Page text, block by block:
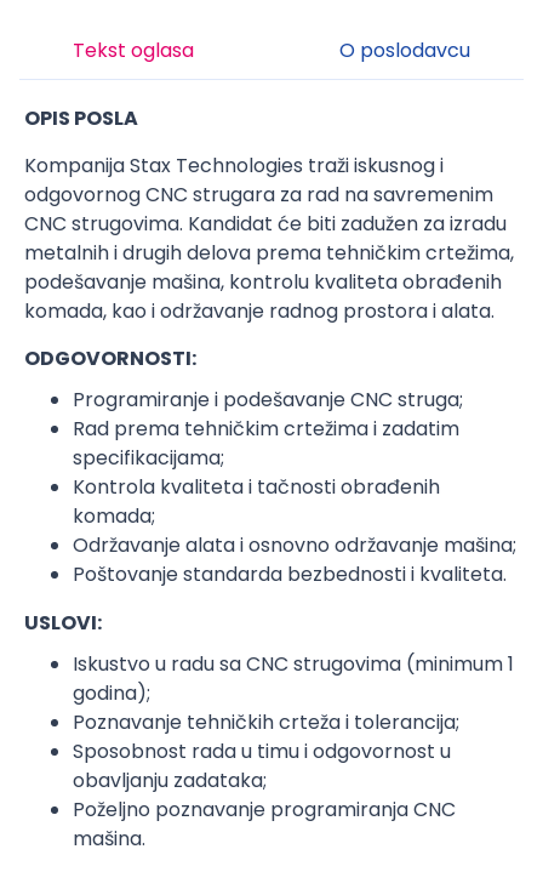
Tekst oglasa O poslodavcu
OPIS POSLA
Kompanija Stax Technologies traži iskusnog i
odgovornog CNC strugara za rad na savremenim
CNC strugovima. Kandidat će biti zadužen za izradu
metalnih i drugih delova prema tehničkim crtežima,
podešavanje mašina, kontrolu kvaliteta obrađenih
komada, kao i održavanje radnog prostora i alata.
ODGOVORNOSTI:
Programiranje i podešavanje CNC struga;
Rad prema tehničkim crtežima i zadatim
specifikacijama;
Kontrola kvaliteta i tačnosti obrađenih
komada;
Održavanje alata i osnovno održavanje mašina;
Poštovanje standarda bezbednosti i kvaliteta.
USLOVI:
Iskustvo u radu sa CNC strugovima (minimum 1
godina);
Poznavanje tehničkih crteža i tolerancija;
Sposobnost rada u timu i odgovornost u
obavljanju zadataka;
Poželjno poznavanje programiranja CNC
mašina.